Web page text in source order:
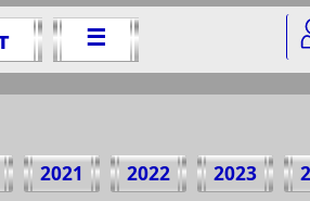
☰
2021 2022 2023
г.